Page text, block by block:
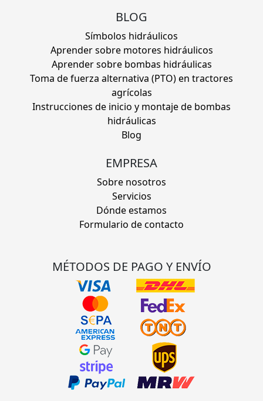
BLOG
Símbolos hidráulicos
Aprender sobre motores hidráulicos
Aprender sobre bombas hidráulicas
Toma de fuerza alternativa (PTO) en tractores
agrícolas
Instrucciones de inicio y montaje de bombas
hidráulicas
Blog
EMPRESA
Sobre nosotros
Servicios
Dónde estamos
Formulario de contacto
MÉTODOS DE PAGO Y ENVÍO